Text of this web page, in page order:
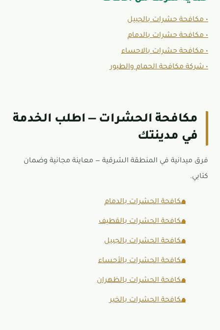
• مكافحة حشرات بالجبيل
• مكافحة حشرات بالدمام
• مكافحة حشرات بالاحساء
• شركة مكافحة الحمام والطيور
مكافحة الحشرات — اطلب الخدمة
في مدينتك
فرق ميدانية في المنطقة الشرقية — معاينة مجانية وضمان
كتابي.
مكافحة الحشرات بالدمام
مكافحة الحشرات بالقطيف
مكافحة الحشرات بالجبيل
مكافحة الحشرات بالأحساء
مكافحة الحشرات بالظهران
مكافحة الحشرات بالخبر